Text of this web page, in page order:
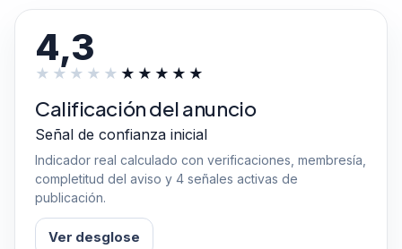
4,3
Calificación del anuncio
Señal de confianza inicial
Indicador real calculado con verificaciones, membresía,
completitud del aviso y 4 señales activas de
publicación.
Ver desglose